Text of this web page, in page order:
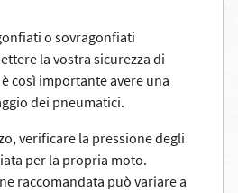
o sovragonfiati
la vostra sicurezza di
così importante avere una
dei pneumatici.
verificare la pressione degli
per la propria moto.
raccomandata può variare a